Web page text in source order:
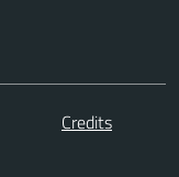
Credits